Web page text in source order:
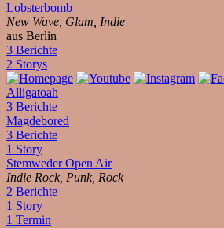
Lobsterbomb
New Wave, Glam, Indie
aus Berlin
3 Berichte
2 Storys
Alligatoah
3 Berichte
Magdebored
3 Berichte
1 Story
Stemweder Open Air
Indie Rock, Punk, Rock
2 Berichte
1 Story
1 Termin